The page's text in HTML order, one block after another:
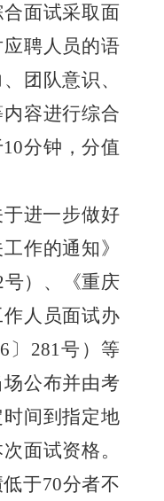
合面试采取面
聘人员的语
团队意识、
容进行综合
10分钟，分值
进一步做好
作的通知》
号）、《重庆
人员面试办
〕 281号）等
公布并由考
间到指定地
面试资格。
于70分者不